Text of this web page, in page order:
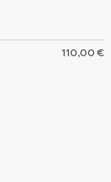
110,00 €